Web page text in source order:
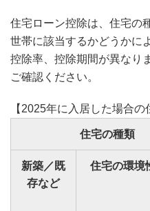
住宅ローン控除は、住宅の
世帯に該当するかどうかに
控除率、控除期間が異なり
ご確認ください。
【2025年に入居した場合
住宅の種類
新築／既
存など
住宅の環境